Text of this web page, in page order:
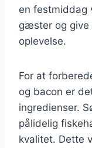
en festmiddag
gæster og give
oplevelse.
For at
og bacon er
ingredienser.
pålidelig
kvalitet. Dette